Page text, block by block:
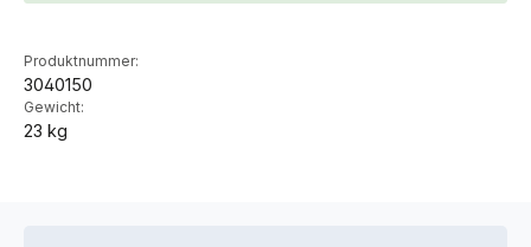
Produktnummer:
3040150
Gewicht:
23 kg